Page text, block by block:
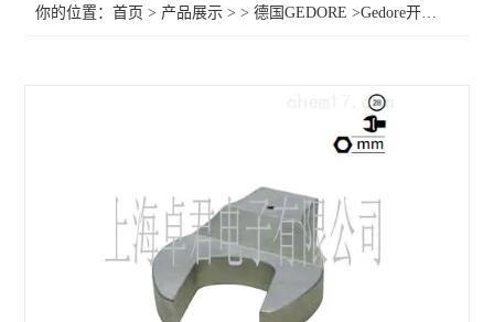
你的位置：首页 > 产品展示 > >德国GEDORE >Gedore开口扳子头1565346开口扳子头8798扳子头1565427